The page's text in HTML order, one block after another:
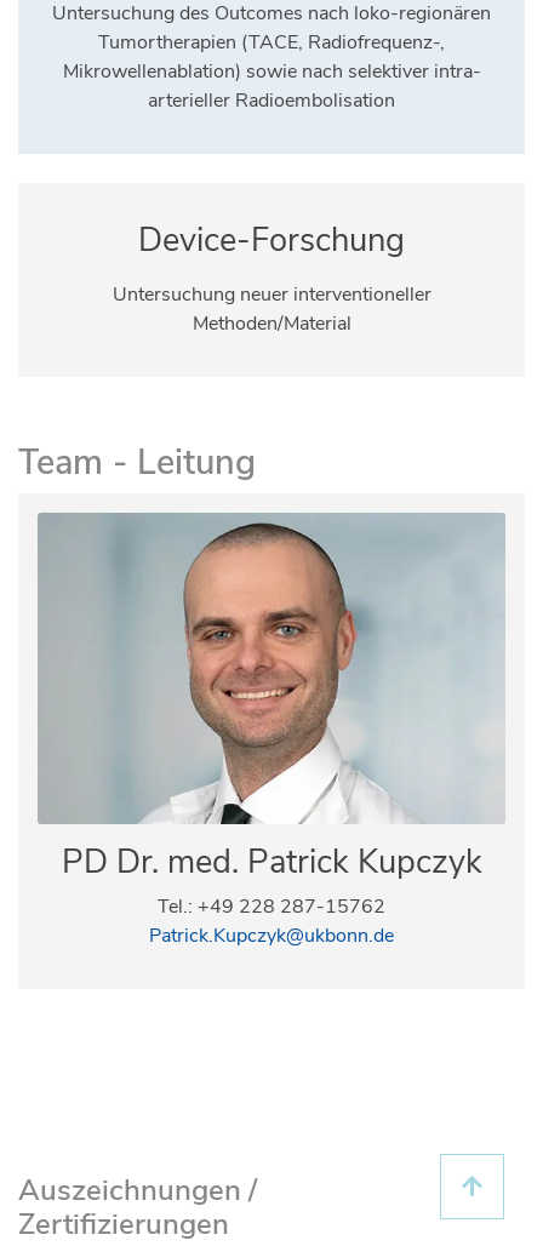
Untersuchung des Outcomes nach loko-regionären
Tumortherapien (TACE, Radiofrequenz-,
Mikrowellenablation) sowie nach selektiver intra-
arterieller Radioembolisation
Device-Forschung
Untersuchung neuer interventioneller
Methoden/Material
Team - Leitung
PD Dr. med. Patrick Kupczyk
Tel.: +49 228 287-15762
Patrick.Kupczyk@ukbonn.de
Auszeichnungen /
Zertifizierungen